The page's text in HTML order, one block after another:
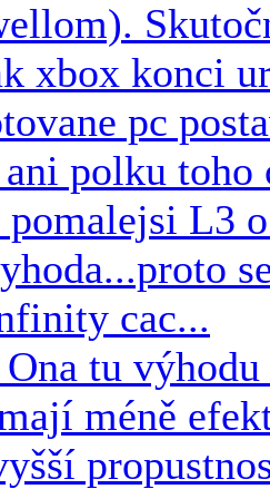
xbox konci
pc
polku toho
pomalejsi L3
cac...
tu
méně